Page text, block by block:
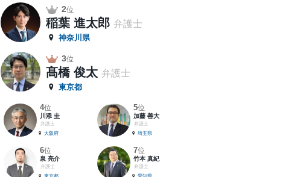
2位
稲葉 進太郎 弁護士
神奈川県
3位
髙橋 俊太 弁護士
東京都
4位
川添 圭
弁護士
大阪府
5位
加藤 善大
弁護士
埼玉県
6位
泉 亮介
弁護士
7位
竹本 真紀
弁護士